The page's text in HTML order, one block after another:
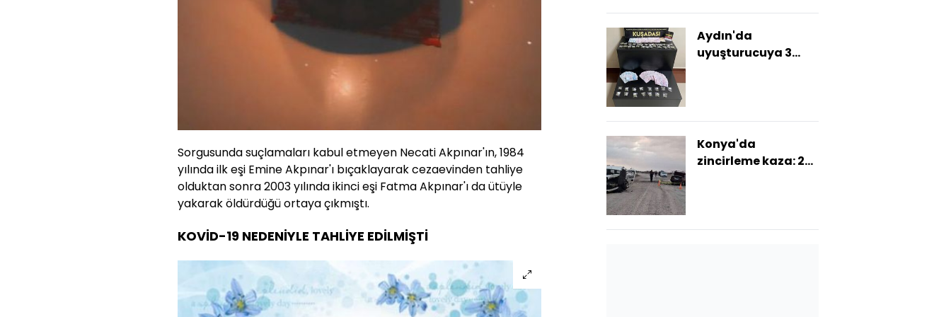
Sorgusunda suçlamaları kabul etmeyen Necati Akpınar'ın, 1984
yılında ilk eşi Emine Akpınar'ı bıçaklayarak cezaevinden tahliye
olduktan sonra 2003 yılında ikinci eşi Fatma Akpınar'ı da ütüyle
yakarak öldürdüğü ortaya çıkmıştı.
KOVİD-19 NEDENİYLE TAHLİYE EDİLMİŞTİ
Aydın'da
uyuşturucuya 3
Konya'da
zincirleme kaza: 2